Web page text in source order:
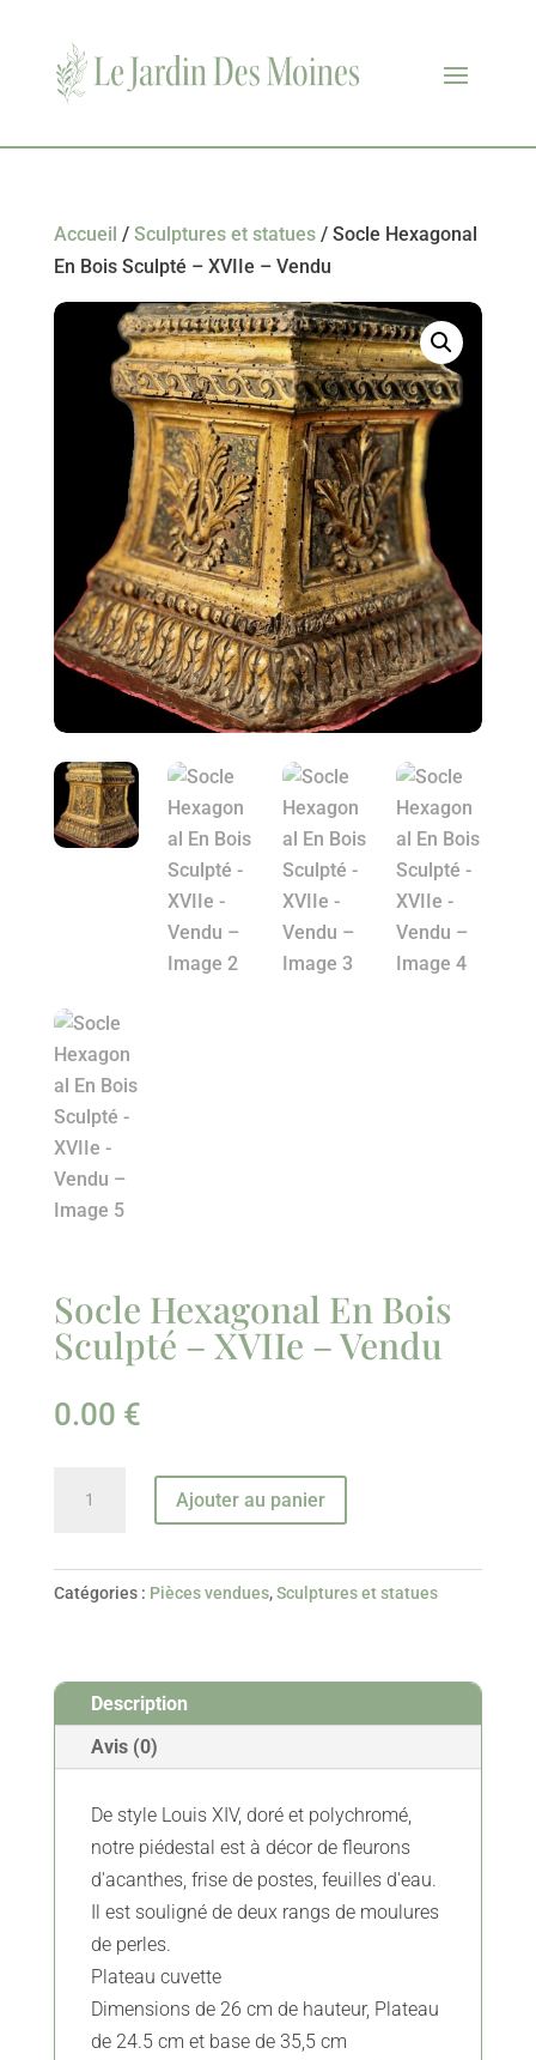
Accueil / Sculptures et statues/ Socle Hexagonal
En Bois Sculpté – XVIIe – Vendu
Socle Hexagonal En Bois
Sculpté – XVIIe – Vendu
0.00 €
Sculpté
XVIIe
-
Vendu
Ajouter au panier
Catégories : Pièces vendues,Sculptures et statues
Description
Avis (0)
De style Louis XIV, doré et polychromé,
notre piédestal est à décor de fleurons
d'acanthes, frise de postes, feuilles d'eau.
Il est souligné de deux rangs de moulures
de perles.
Plateau cuvette
Dimensions de 26 cm de hauteur, Plateau
de 24.5 cm et base de 35,5 cm